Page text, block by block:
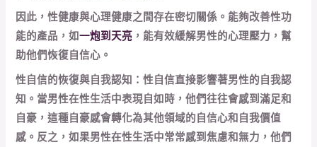
因此，性健康與心理健康之間存在密切關係。能夠改善性功
能的產品，如一炮到天亮 ，能有效緩解男性的心理壓力，幫
助他們恢復自信心。
性自信的恢復與自我認知：性自信直接影響著男性的自我認
知。當男性在性生活中表現自如時，他們往往會感到滿足和
自豪，這種自豪感會轉化為其他領域的自信心和自我價值
感。反之，如果男性在性生活中常常感到焦慮和無力，他們